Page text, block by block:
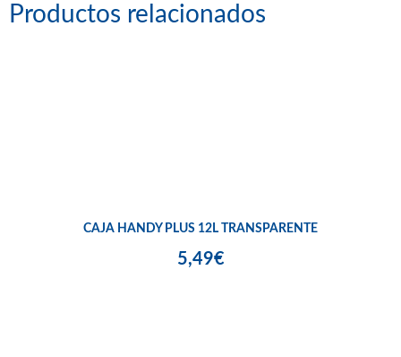
Productos relacionados
CAJA HANDY PLUS 12L TRANSPARENTE
5,49€